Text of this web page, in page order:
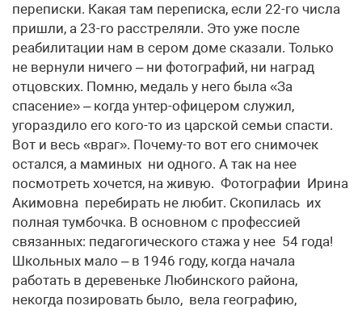
переписки. Какая там переписка, если 22-го числа
пришли, а 23-го расстреляли. Это уже после
реабилитации нам в сером доме сказали. Только
не вернули ничего – ни фотографий, ни наград
отцовских. Помню, медаль у него была «За
спасение» – когда унтер-офицером служил,
угораздило его кого-то из царской семьи спасти.
Вот и весь «враг». Почему-то вот его снимочек
остался, а маминых ни одного. А так на нее
посмотреть хочется, на живую. Фотографии Ирина
Акимовна перебирать не любит. Скопилась их
полная тумбочка. В основном с профессией
связанных: педагогического стажа у нее 54 года!
Школьных мало – в 1946 году, когда начала
работать в деревеньке Любинского района,
некогда позировать было, вела географию,